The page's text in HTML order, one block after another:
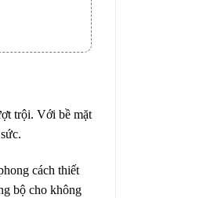
trội. Với bề mặt
cách thiết
bộ cho không